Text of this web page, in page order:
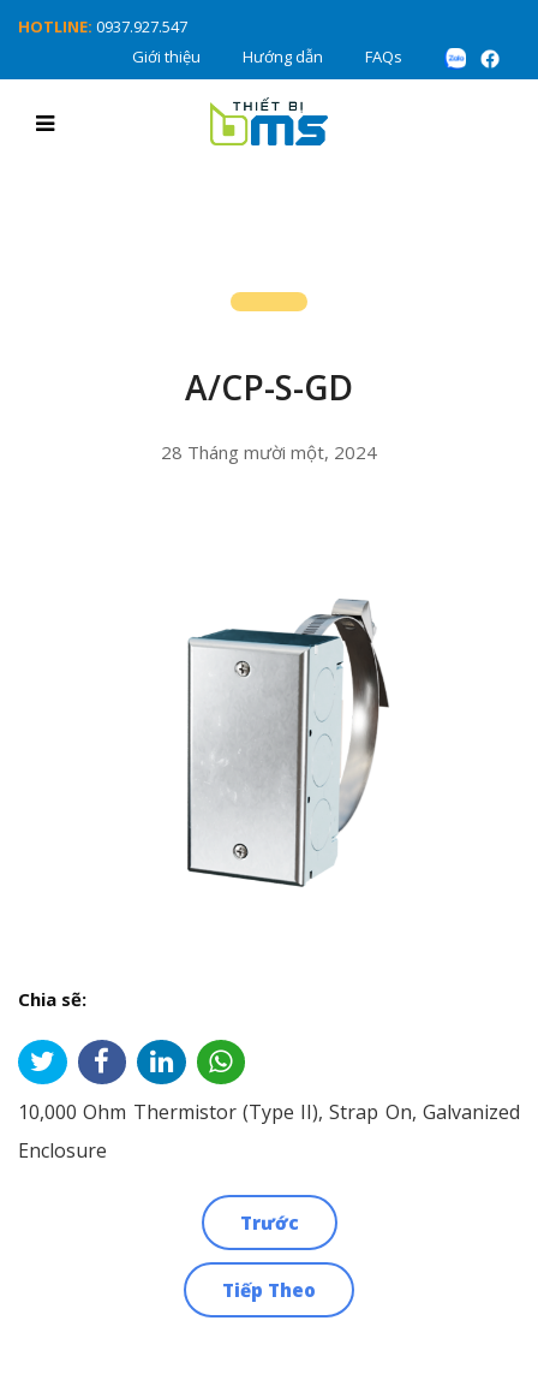
HOTLINE: 0937.927.547
Giới thiệu
Hướng dẫn FAQs
A/CP-S-GD
28 Tháng mười một, 2024
Chia sẽ:
10,000 Ohm Thermistor (Type II), Strap On, Galvanized
Enclosure
Trước
Tiếp Theo